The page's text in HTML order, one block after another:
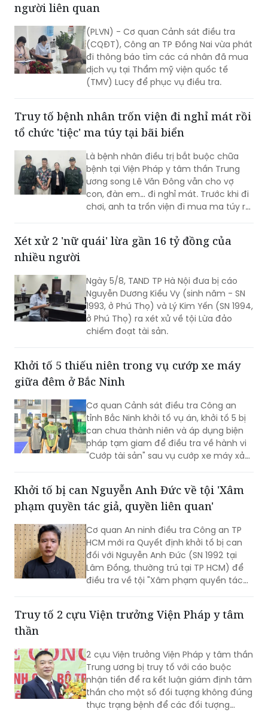
người liên quan
(PLVN) - Cơ quan Cảnh sát điều tra
(CQĐT), Công an TP Đồng Nai vừa phát
đi thông báo tìm các cá nhân đã mua
dịch vụ tại Thẩm mỹ viện quốc tế
(TMV) Lucy để phục vụ điều tra.
Truy tố bệnh nhân trốn viện đi nghỉ mát rồi
tổ chức 'tiệc' ma túy tại bãi biển
Là bệnh nhân điều trị bắt buộc chữa
bệnh tại Viện Pháp y tâm thần Trung
ương song Lê Văn Đông vẫn cho vợ
con, đàn em… đi nghỉ mát. Trước khi đi
chơi, anh ta trốn viện đi mua ma túy rồi
tố Lê Văn Đông cùng loạt đối tượng...
Xét xử 2 'nữ quái' lừa gần 16 tỷ đồng của
nhiều người
Ngày 5/8, TAND TP Hà Nội đưa bị cáo
Nguyễn Dương Kiều Vy (sinh năm - SN
1993, ở Phú Thọ) và Lý Kim Yến (SN 1994,
ở Phú Thọ) ra xét xử về tội Lừa đảo
chiếm đoạt tài sản.
Khởi tố 5 thiếu niên trong vụ cướp xe máy
giữa đêm ở Bắc Ninh
Cơ quan Cảnh sát điều tra Công an
tỉnh Bắc Ninh khởi tố vụ án, khởi tố 5 bị
can chưa thành niên và áp dụng biện
pháp tạm giam để điều tra về hành vi
"Cướp tài sản" sau vụ cướp xe máy xảy
Khởi tố bị can Nguyễn Anh Đức về tội 'Xâm
phạm quyền tác giả, quyền liên quan'
Cơ quan An ninh điều tra Công an TP
HCM mới ra Quyết định khởi tố bị can
đối với Nguyễn Anh Đức (SN 1992 tại
Lâm Đồng, thường trú tại TP HCM) để
điều tra về tội "Xâm phạm quyền tác
Truy tố 2 cựu Viện trưởng Viện Pháp y tâm
thần
2 cựu Viện trưởng Viện Pháp y tâm thần
Trung ương bị truy tố với cáo buộc
nhận tiền để ra kết luận giám định tâm
thần cho một số đối tượng không đúng
thực trạng bệnh để các đối tượng